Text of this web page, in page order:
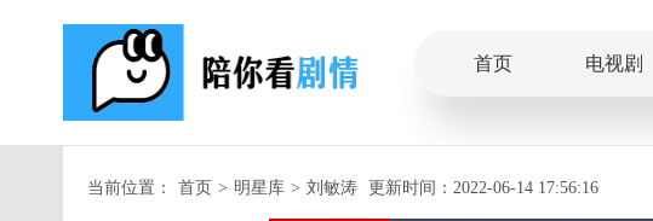
首页 电视剧
当前位置： 首页 > 明星库 > 刘敏涛 更新时间：2022-06-14 17:56:16